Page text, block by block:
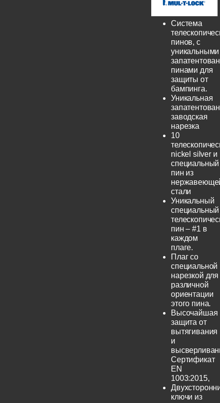
Система
пинов, с
уникальными
пинами для
защиты от
бампинга.
Уникальная
заводская
нарезка
10
nickel silver и
специальный
пин из
стали
Уникальный
специальный
пин – #1 в
каждом
плаге.
Плаг со
специальной
нарезкой для
различной
ориентации
этого пина.
Высочайшая
защита от
вытягивания
и
Сертификат
EN
1003:2015,
ключи из